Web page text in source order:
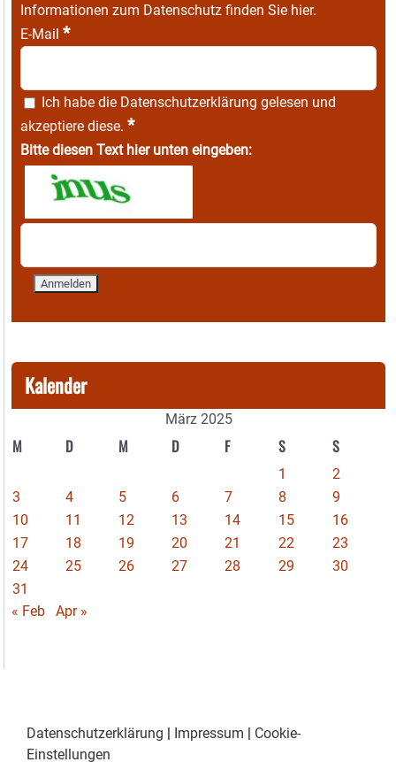
Informationen zum Datenschutz finden Sie hier.
E-Mail *
Ich habe die Datenschutzerklärung gelesen und
akzeptiere diese. *
Bitte diesen Text hier unten eingeben:
Kalender
März 2025
M D M D F S S
1
2
3
4 5 6 7 8
9
10
11 12 13 14 15
16
17
18 19 20 21 22
23
24
25 26 27 28 29
30
31
« Feb
Apr »
Datenschutzerklärung | Impressum | Cookie-
Einstellungen